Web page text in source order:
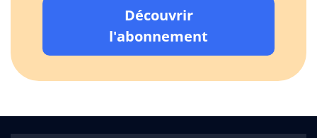
Découvrir
l'abonnement